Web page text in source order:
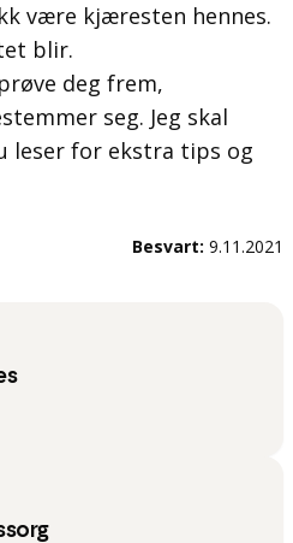
være kjæresten hennes.
blir.
deg frem,
seg. Jeg skal
leser for ekstra tips og
Besvart: 9.11.2021